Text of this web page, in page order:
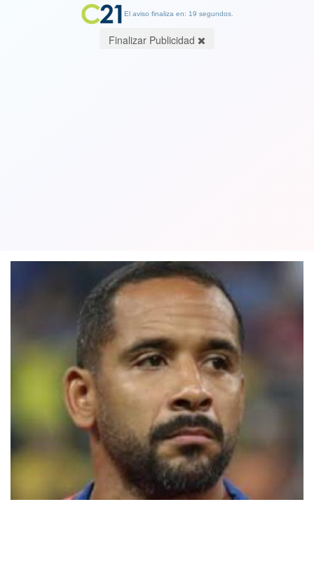
El aviso finaliza en: 19 segundos.
Finalizar Publicidad